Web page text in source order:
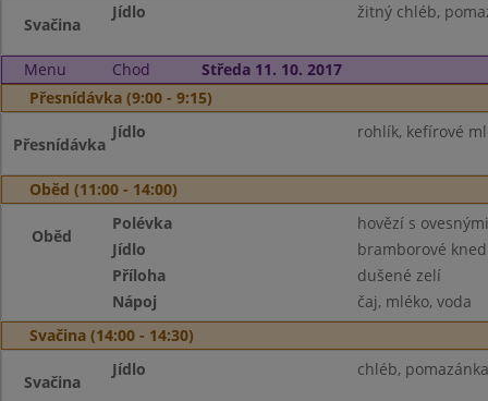
Svačina
Jídlo žitný chléb,
Menu Chod
Středa 11. 10. 2017
Přesnídávka (9:00 - 9:15)
Přesnídávka
Jídlo rohlík, kefírové
Oběd (11:00 - 14:00)
Oběd
Polévka
hovězí s
Jídlo
bramborové
Příloha
dušené zelí
Nápoj
čaj, mléko, voda
Svačina (14:00 - 14:30)
Svačina
Jídlo chléb,